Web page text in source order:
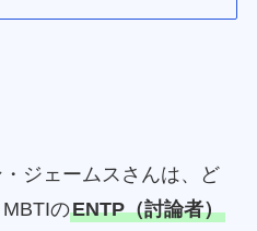
ジェームスさんは、ど
のENTP（討論者）